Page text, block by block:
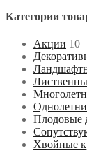
Категории
Акции 10
Плодовые
Хвойные